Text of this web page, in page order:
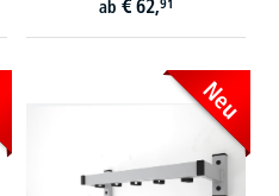
ab € 62,91
Neu